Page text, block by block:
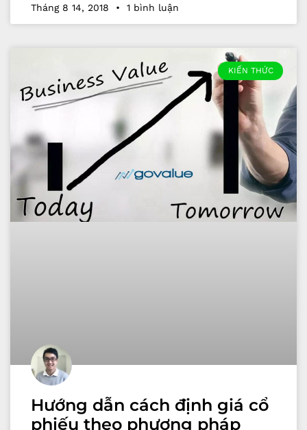
Tháng 8 14, 2018 1 bình luận
KIẾN THỨC
Hướng dẫn cách định giá cổ
phiếu theo phương pháp